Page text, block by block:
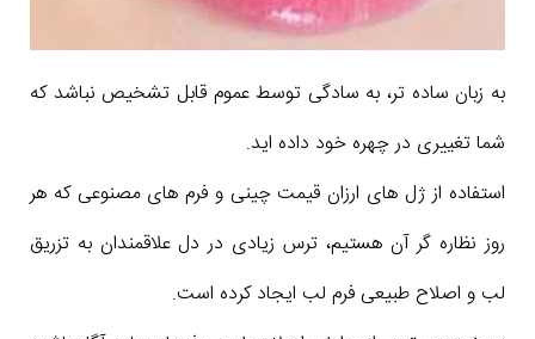
به زبان ساده تر، به سادگی توسط عموم قابل تشخیص نباشد که
شما تغییری در چهره خود داده اید.
استفاده از ژل های ارزان قیمت چینی و فرم های مصنوعی که هر
روز نظاره گر آن هستیم، ترس زیادی در دل علاقمندان به تزریق
لب و اصلاح طبیعی فرم لب ایجاد کرده است.